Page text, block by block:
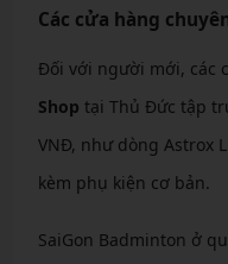
Các cửa hàng
Đối với người mới, các
Shop tại Thủ Đức tập
VNĐ, như dòng Astrox
kèm phụ kiện cơ bản.
SaiGon Badminton ở